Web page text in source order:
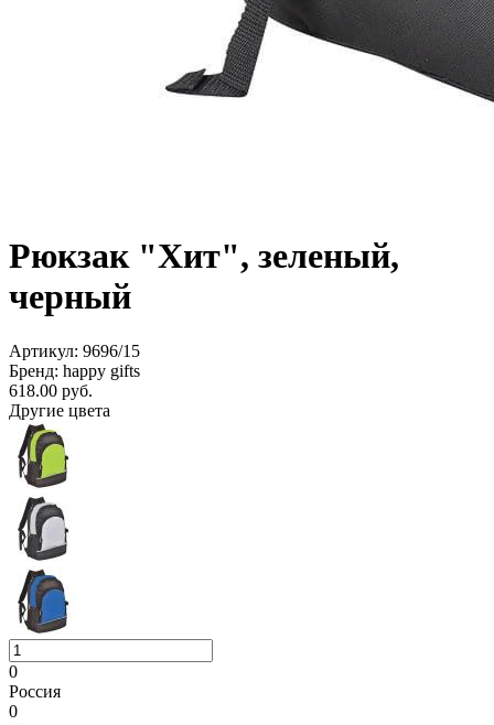
Рюкзак "Хит", зеленый,
черный
Артикул: 9696/15
Бренд: happy gifts
618.00 руб.
Другие цвета
0
Россия
0